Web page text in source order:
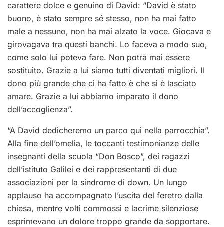
carattere dolce e genuino di David: “David è stato
buono, è stato sempre sé stesso, non ha mai fatto
male a nessuno, non ha mai alzato la voce. Giocava e
girovagava tra questi banchi. Lo faceva a modo suo,
come solo lui poteva fare. Non potrà mai essere
sostituito. Grazie a lui siamo tutti diventati migliori. Il
dono più grande che ci ha fatto è che si è lasciato
amare. Grazie a lui abbiamo imparato il dono
dell’accoglienza”.
“A David dedicheremo un parco qui nella parrocchia”.
Alla fine dell’omelia, le toccanti testimonianze delle
insegnanti della scuola “Don Bosco”, dei ragazzi
dell’istituto Galilei e dei rappresentanti di due
associazioni per la sindrome di down. Un lungo
applauso ha accompagnato l’uscita del feretro dalla
chiesa, mentre volti commossi e lacrime silenziose
esprimevano un dolore troppo grande da sopportare.